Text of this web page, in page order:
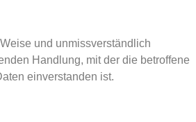
und unmissverständlich
Handlung, mit der die betroffene
einverstanden ist.